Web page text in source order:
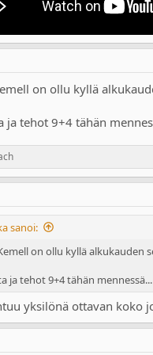
on ollu kyllä
ja tehot 9+4 tähän
sanoi:
on ollu kyllä alkukauden
ja tehot 9+4 tähän mennessä...
yksilönä ottavan koko